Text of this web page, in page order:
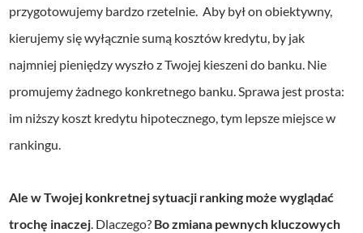
przygotowujemy bardzo rzetelnie. Aby był on obiektywny,
kierujemy się wyłącznie sumą kosztów kredytu, by jak
najmniej pieniędzy wyszło z Twojej kieszeni do banku. Nie
promujemy żadnego konkretnego banku. Sprawa jest prosta:
im niższy koszt kredytu hipotecznego, tym lepsze miejsce w
rankingu.
Ale w Twojej konkretnej sytuacji ranking może wyglądać
trochę inaczej. Dlaczego? Bo zmiana pewnych kluczowych